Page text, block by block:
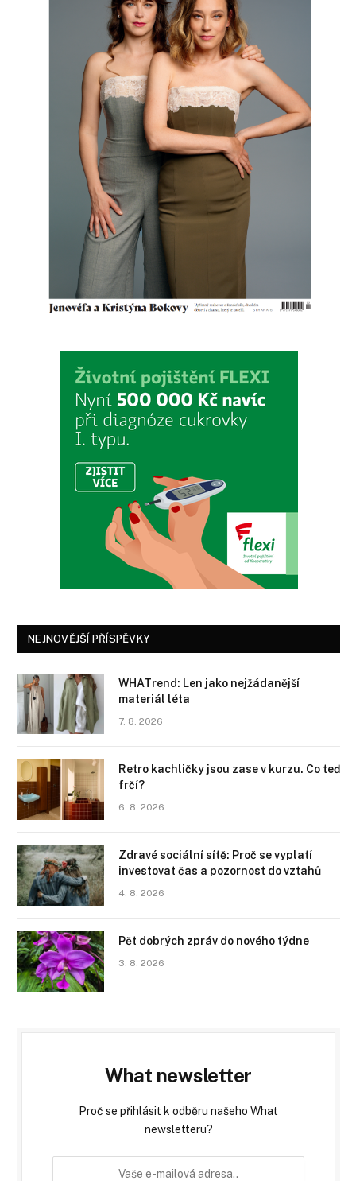
NEJNOVĚJŠÍ PŘÍSPĚVKY
WHATrend: Len jako nejžádanější
materiál léta
7. 8. 2026
Retro kachličky jsou zase v kurzu. Co teď
frčí?
6. 8. 2026
Zdravé sociální sítě: Proč se vyplatí
investovat čas a pozornost do vztahů
4. 8. 2026
Pět dobrých zpráv do nového týdne
3. 8. 2026
What newsletter
Proč se přihlásit k odběru našeho What
newsletteru?